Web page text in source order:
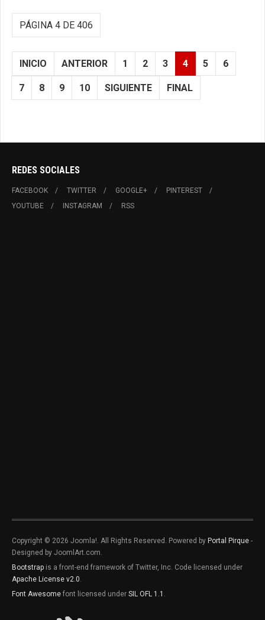
PÁGINA 4 DE 406
INICIO ANTERIOR 1 2 3 4 5 6
7 8 9 10 SIGUIENTE FINAL
REDES SOCIALES
FACEBOOK TWITTER GOOGLE+
PINTEREST
YOUTUBE
INSTAGRAM RSS
Copyright © 2026 Joomla!. All Rights Reserved. Powered by Portal Pirque -
Designed by JoomlArt.com.
Bootstrap is a front-end framework of Twitter, Inc. Code licensed under
Apache License v2.0.
Font Awesome font licensed under SIL OFL 1.1 .